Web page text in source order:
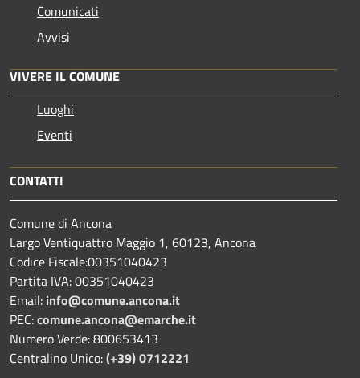
Comunicati
Avvisi
VIVERE IL COMUNE
Luoghi
Eventi
CONTATTI
Comune di Ancona
Largo Ventiquattro Maggio 1, 60123, Ancona
Codice Fiscale:00351040423
Partita IVA: 00351040423
Email: info@comune.ancona.it
PEC:comune.ancona@emarche.it
Numero Verde: 800653413
Centralino Unico:(+39) 0712221